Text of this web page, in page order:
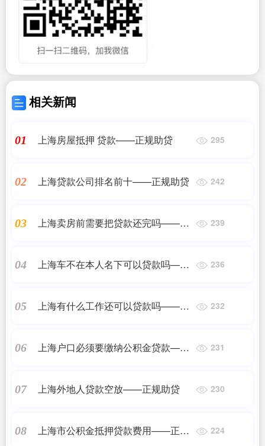
相关新闻
01 上海房屋抵押 贷款——正规助贷 295
02 上海贷款公司排名前十——正规助贷 242
03
上海卖房前需要把贷款还完吗——正
239
04
上海车不在本人名下可以贷款吗——
236
05
上海有什么工作还可以贷款吗——正
232
06
上海户口必须要缴纳公积金贷款——
231
07 上海外地人贷款空放——正规助贷 230
08
上海市公积金抵押贷款费用——正规
224